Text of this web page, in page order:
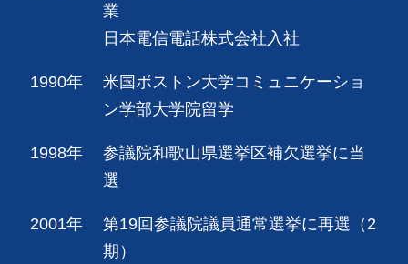
業
日本電信電話株式会社入社
1990年
米国ボストン大学コミュニケーショ
ン学部大学院留学
1998年
参議院和歌山県選挙区補欠選挙に当
選
2001年
第19回参議院議員通常選挙に再選（2
期）